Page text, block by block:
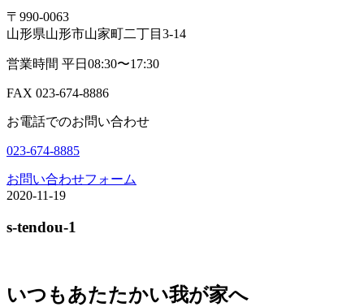
〒990-0063
山形県山形市山家町二丁目3-14
営業時間 平日08:30〜17:30
FAX 023-674-8886
お電話でのお問い合わせ
023-674-8885
お問い合わせフォーム
2020-11-19
s-tendou-1
いつもあたたかい我が家へ